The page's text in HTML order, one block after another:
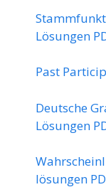
Lösungen
Past
Deutsche
Lösungen
lösungen